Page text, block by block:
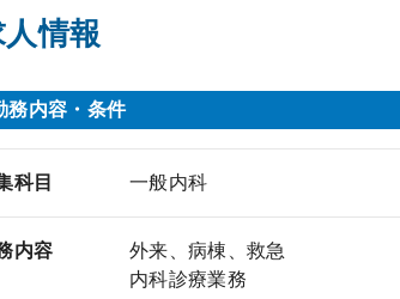
情報
務内容・条件
科目 一般内科
内容
外来、病棟、救急
内科診療業務